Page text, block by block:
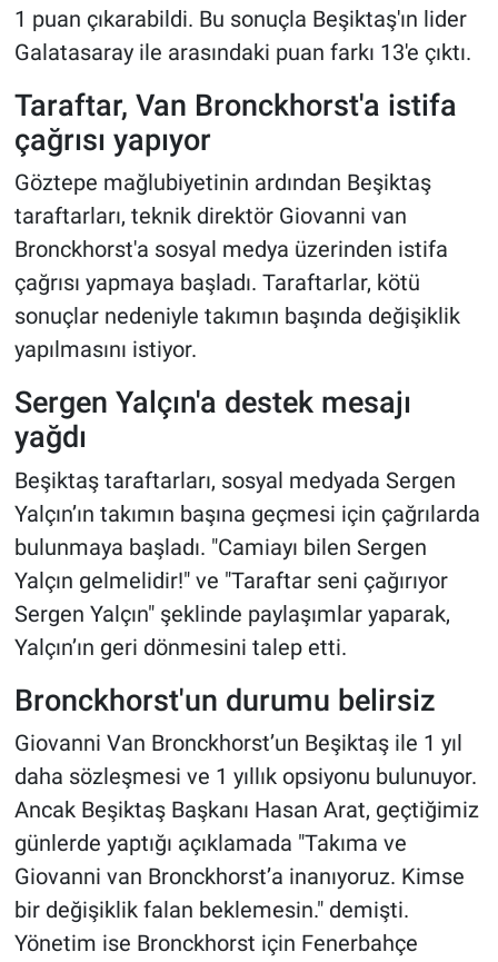
1 puan çıkarabildi. Bu sonuçla Beşiktaş'ın lider
Galatasaray ile arasındaki puan farkı 13'e çıktı.
Taraftar, Van Bronckhorst'a istifa
çağrısı yapıyor
Göztepe mağlubiyetinin ardından Beşiktaş
taraftarları, teknik direktör Giovanni van
Bronckhorst'a sosyal medya üzerinden istifa
çağrısı yapmaya başladı. Taraftarlar, kötü
sonuçlar nedeniyle takımın başında değişiklik
yapılmasını istiyor.
Sergen Yalçın'a destek mesajı
yağdı
Beşiktaş taraftarları, sosyal medyada Sergen
Yalçın’ın takımın başına geçmesi için çağrılarda
bulunmaya başladı. "Camiayı bilen Sergen
Yalçın gelmelidir!" ve "Taraftar seni çağırıyor
Sergen Yalçın" şeklinde paylaşımlar yaparak,
Yalçın’ın geri dönmesini talep etti.
Bronckhorst'un durumu belirsiz
Giovanni Van Bronckhorst’un Beşiktaş ile 1 yıl
daha sözleşmesi ve 1 yıllık opsiyonu bulunuyor.
Ancak Beşiktaş Başkanı Hasan Arat, geçtiğimiz
günlerde yaptığı açıklamada "Takıma ve
Giovanni van Bronckhorst’a inanıyoruz. Kimse
bir değişiklik falan beklemesin." demişti.
Yönetim ise Bronckhorst için Fenerbahçe